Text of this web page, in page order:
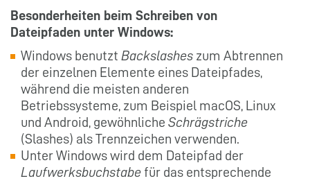
Besonderheiten beim Schreiben von
Dateipfaden unter Windows:
Windows benutzt Backslashes zum Abtrennen
der einzelnen Elemente eines Dateipfades,
während die meisten anderen
Betriebssysteme, zum Beispiel macOS, Linux
und Android, gewöhnliche Schrägstriche
(Slashes) als Trennzeichen verwenden.
Unter Windows wird dem Dateipfad der
Laufwerksbuchstabe für das entsprechende